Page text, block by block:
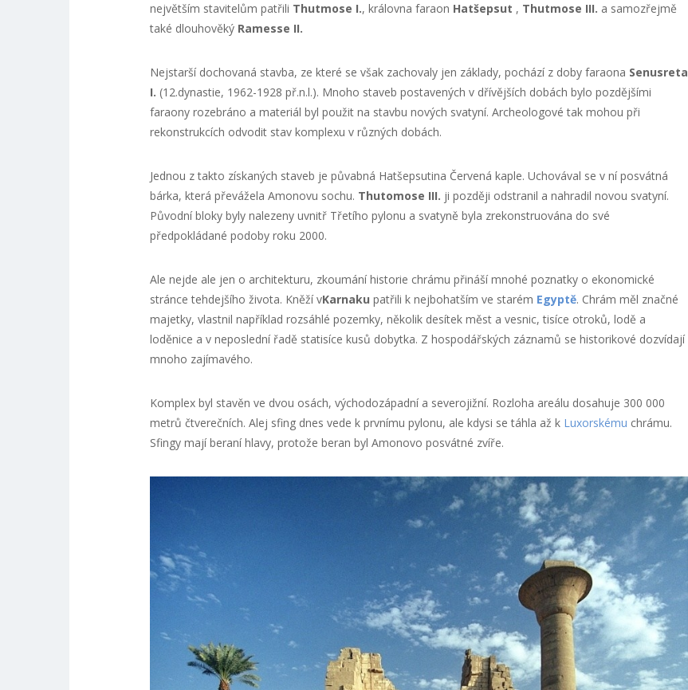
největším stavitelům patřili Thutmose I., královna faraon Hatšepsut , Thutmose III. a samozřejmě
také dlouhověký Ramesse II.
Nejstarší dochovaná stavba, ze které se však zachovaly jen základy, pochází z doby faraona Senusreta
I. (12.dynastie, 1962-1928 př.n.l.). Mnoho staveb postavených v dřívějších dobách bylo pozdějšími
faraony rozebráno a materiál byl použit na stavbu nových svatyní. Archeologové tak mohou při
rekonstrukcích odvodit stav komplexu v různých dobách.
Jednou z takto získaných staveb je půvabná Hatšepsutina Červená kaple. Uchovával se v ní posvátná
bárka, která převážela Amonovu sochu. Thutomose III. ji později odstranil a nahradil novou svatyní.
Původní bloky byly nalezeny uvnitř Třetího pylonu a svatyně byla zrekonstruována do své
předpokládané podoby roku 2000.
Ale nejde ale jen o architekturu, zkoumání historie chrámu přináší mnohé poznatky o ekonomické
stránce tehdejšího života. Kněží vKarnaku patřili k nejbohatším ve starém Egyptě. Chrám měl značné
majetky, vlastnil například rozsáhlé pozemky, několik desítek měst a vesnic, tisíce otroků, lodě a
loděnice a v neposlední řadě statisíce kusů dobytka. Z hospodářských záznamů se historikové dozvídají
mnoho zajímavého.
Komplex byl stavěn ve dvou osách, východozápadní a severojižní. Rozloha areálu dosahuje 300 000
metrů čtverečních. Alej sfing dnes vede k prvnímu pylonu, ale kdysi se táhla až k Luxorskému chrámu.
Sfingy mají beraní hlavy, protože beran byl Amonovo posvátné zvíře.